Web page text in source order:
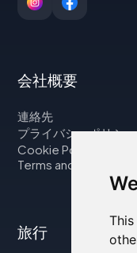
会社概要
連絡先
プライバシーポリシー
Cookie Policy
Terms and Conditions
旅行